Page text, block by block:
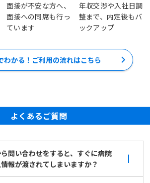
面接が不安な方へ、
面接への同席も行っ
ています
年収交渉や入社日調
整まで、内定後もバ
ックアップ
わかる！ご利用の流れはこちら
よくあるご質問
問い合わせをすると、すぐに病院
報が渡されてしまいますか？